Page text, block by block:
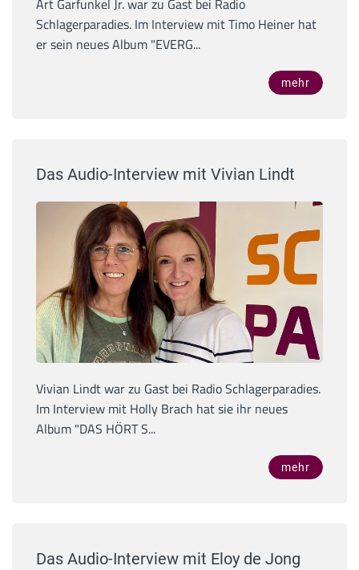
Schlagerparadies. Im Interview mit Timo Heiner hat
er sein neues Album "EVERG...
mehr
Das Audio-Interview mit Vivian Lindt
Vivian Lindt war zu Gast bei Radio Schlagerparadies.
Im Interview mit Holly Brach hat sie ihr neues
Album "DAS HÖRT S...
mehr
Das Audio-Interview mit Eloy de Jong